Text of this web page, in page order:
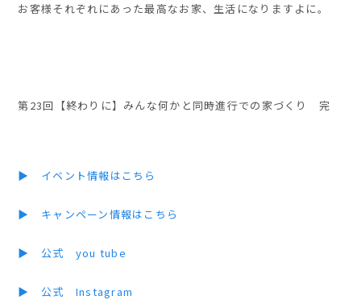
お客様それぞれにあった最高なお家、生活になりますよに。
第23回【終わりに】みんな何かと同時進行での家づくり 完
▶ イベント情報はこちら
▶ キャンペーン情報はこちら
▶ 公式 you tube
▶ 公式 Instagram